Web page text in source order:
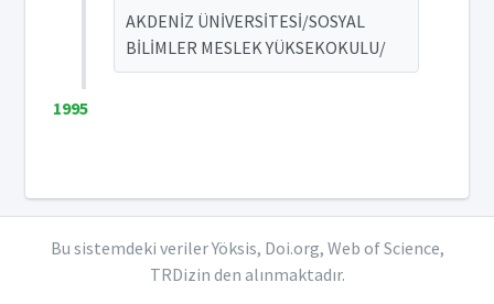
AKDENİZ ÜNİVERSİTESİ/SOSYAL
BİLİMLER MESLEK YÜKSEKOKULU/
1995
Bu sistemdeki veriler Yöksis, Doi.org, Web of Science,
TRDizin den alınmaktadır.